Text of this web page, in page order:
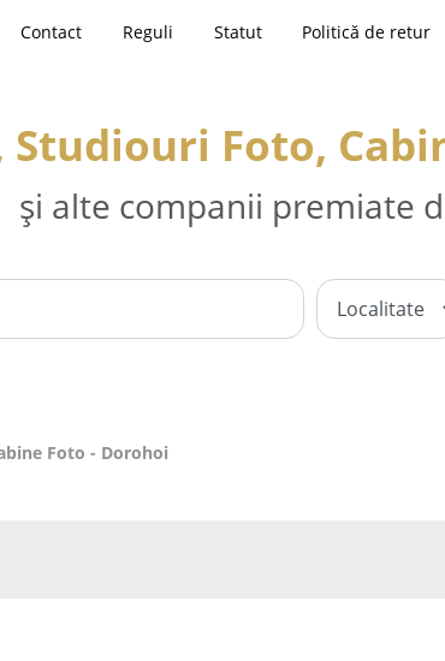
Contact Reguli Statut Politică de retur
Foto,
și alte companii premiate
Foto - Dorohoi